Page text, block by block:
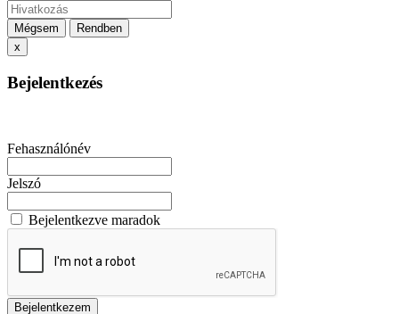
Mégsem
Rendben
x
Bejelentkezés
Fehasználónév
Jelszó
Bejelentkezve maradok